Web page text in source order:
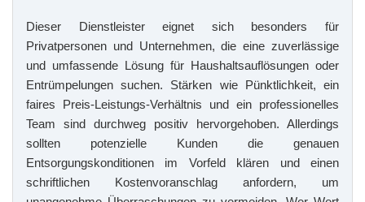
Dieser Dienstleister eignet sich besonders für
Privatpersonen und Unternehmen, die eine zuverlässige
und umfassende Lösung für Haushaltsauflösungen oder
Entrümpelungen suchen. Stärken wie Pünktlichkeit, ein
faires Preis-Leistungs-Verhältnis und ein professionelles
Team sind durchweg positiv hervorgehoben. Allerdings
sollten potenzielle Kunden die genauen
Entsorgungskonditionen im Vorfeld klären und einen
schriftlichen Kostenvoranschlag anfordern, um